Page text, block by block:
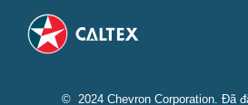
© 2024 Chevron Corporation. Đã